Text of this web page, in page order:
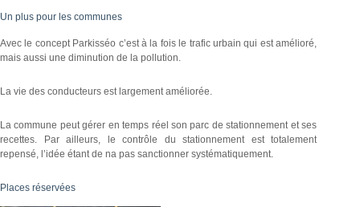
Un plus pour les communes
Avec le concept Parkisséo c’est à la fois le trafic urbain qui est amélioré,
mais aussi une diminution de la pollution.
La vie des conducteurs est largement améliorée.
La commune peut gérer en temps réel son parc de stationnement et ses
recettes. Par ailleurs, le contrôle du stationnement est totalement
repensé, l’idée étant de na pas sanctionner systématiquement.
Places réservées